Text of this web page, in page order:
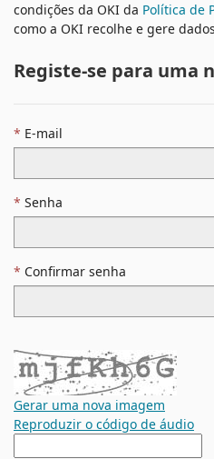
condições da OKI da Política de
como a OKI recolhe e gere
Registe-se para uma
E-mail
Senha
Confirmar senha
Gerar uma nova imagem
Reproduzir o código de áudio